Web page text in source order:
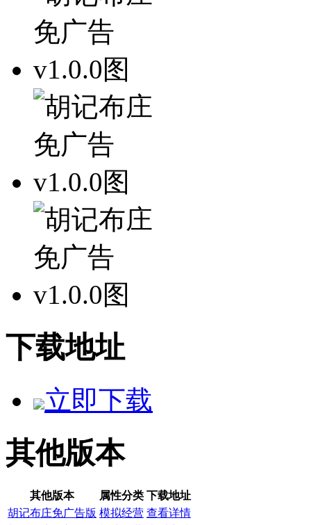
下载地址
立即下载
其他版本
其他版本 属性分类 下载地址
胡记布庄免广告版 模拟经营 查看详情